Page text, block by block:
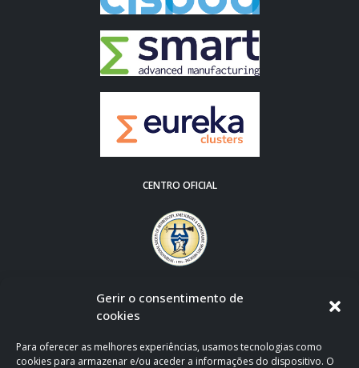
Gerir o consentimento de
cookies
Para oferecer as melhores experiências, usamos tecnologias como
cookies para armazenar e/ou aceder a informações do dispositivo. O
CENTRO OFICIAL